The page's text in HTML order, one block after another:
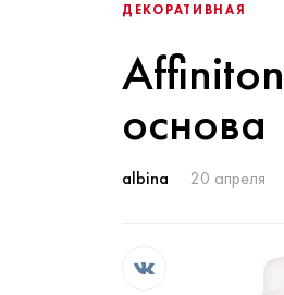
ДЕКОРАТИВНАЯ
основа
albina 20 апреля